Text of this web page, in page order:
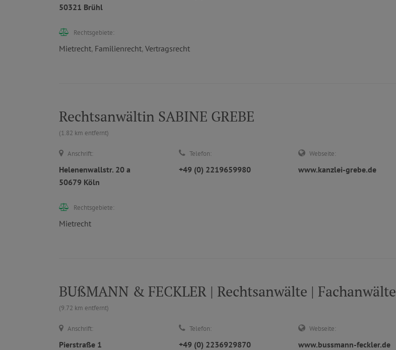
50321 Brühl
Rechtsgebiete:
Mietrecht, Familienrecht, Vertragsrecht
Rechtsanwältin SABINE GREBE
(1.82 km entfernt)
Anschrift:
Helenenwallstr. 20 a
50679 Köln
Telefon:
+49 (0) 2219659980
Webseite:
www.kanzlei-grebe.de
Rechtsgebiete:
Mietrecht
BUßMANN & FECKLER | Rechtsanwälte | Fachanwälte
(9.72 km entfernt)
Anschrift:
Pierstraße 1
Telefon:
+49 (0) 2236929870
Webseite:
www.bussmann-feckler.de